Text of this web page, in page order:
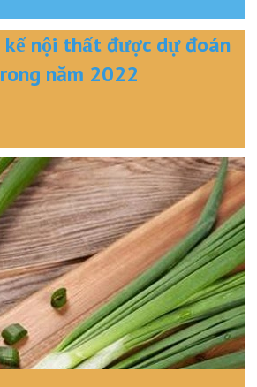
nội thất được dự đoán
năm 2022